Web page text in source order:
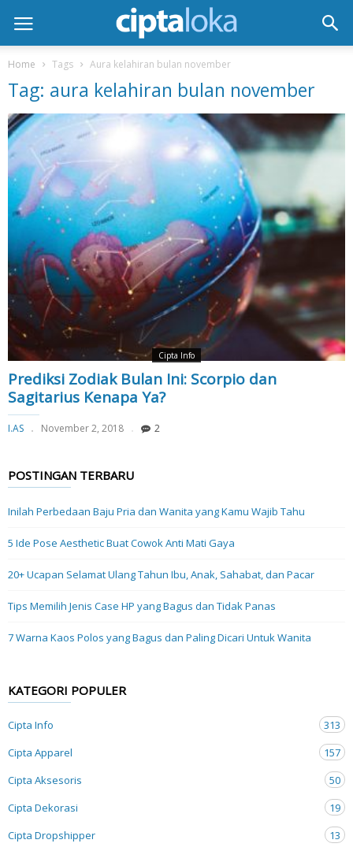
Home Tags Aura kelahiran bulan november
Tag: aura kelahiran bulan november
Cipta Info
Prediksi Zodiak Bulan Ini: Scorpio dan
Sagitarius Kenapa Ya?
I.AS November 2, 2018 2
POSTINGAN TERBARU
Inilah Perbedaan Baju Pria dan Wanita yang Kamu Wajib Tahu
5 Ide Pose Aesthetic Buat Cowok Anti Mati Gaya
20+ Ucapan Selamat Ulang Tahun Ibu, Anak, Sahabat, dan Pacar
Tips Memilih Jenis Case HP yang Bagus dan Tidak Panas
7 Warna Kaos Polos yang Bagus dan Paling Dicari Untuk Wanita
KATEGORI POPULER
Cipta Info
313
Cipta Apparel
157
Cipta Aksesoris
50
Cipta Dekorasi
19
Cipta Dropshipper
13